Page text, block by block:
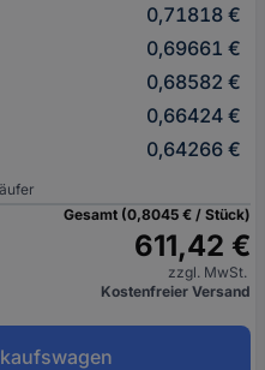
0,71818 €
0,69661 €
0,68582 €
0,66424 €
0,64266 €
Gesamt (0,8045 € / Stück)
611,42 €
zzgl. MwSt.
Kostenfreier Versand